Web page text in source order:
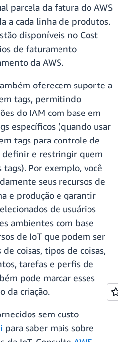
parcela da fatura do AWS
a cada linha de produtos.
disponíveis no Cost
de faturamento
da AWS.
oferecem suporte a
tags, permitindo
do IAM com base em
específicos (quando usar
tags para controle de
definir e restringir quem
tags). Por exemplo, você
seus recursos de
e produção e garantir
de usuários
ambientes com base
de IoT que podem ser
de coisas, tipos de coisas,
tarefas e perfis de
pode marcar esses
da criação.
sem custo
para saber mais sobre